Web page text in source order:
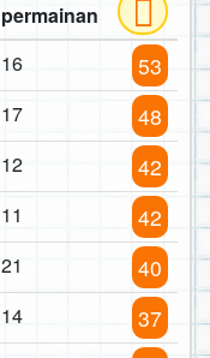
permainan
16 53
17 48
12 42
11 42
21 40
14 37